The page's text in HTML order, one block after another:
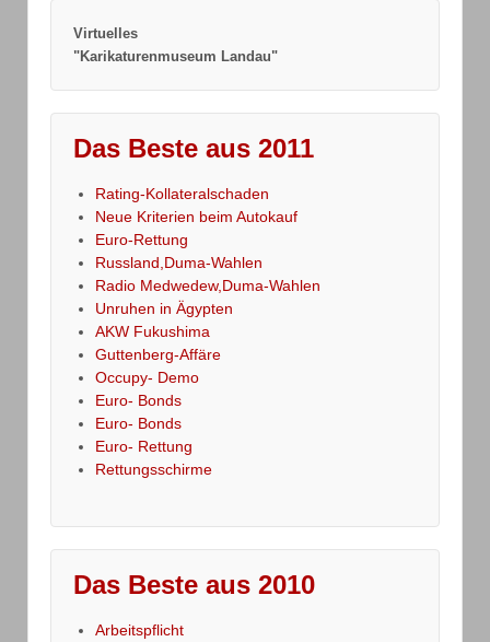
Virtuelles
"Karikaturenmuseum Landau"
Das Beste aus 2011
Rating-Kollateralschaden
Neue Kriterien beim Autokauf
Euro-Rettung
Russland,Duma-Wahlen
Radio Medwedew,Duma-Wahlen
Unruhen in Ägypten
AKW Fukushima
Guttenberg-Affäre
Occupy- Demo
Euro- Bonds
Euro- Bonds
Euro- Rettung
Rettungsschirme
Das Beste aus 2010
Arbeitspflicht